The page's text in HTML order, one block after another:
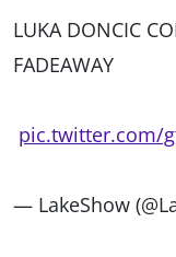
LUKA DONCIC
FADEAWAY
pic.twitter.com/
— LakeShow